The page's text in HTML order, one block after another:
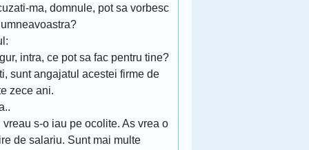
ma, domnule, pot sa vorbesc
intra, ce pot sa fac pentru tine?
sunt angajatul acestei firme de
zece ani.
vreau s-o iau pe ocolite. As vrea o
de salariu. Sunt mai multe